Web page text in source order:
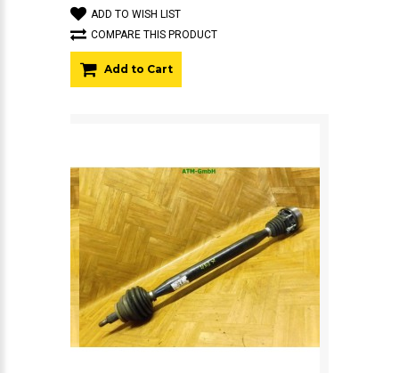
ADD TO WISH LIST
COMPARE THIS PRODUCT
Add to Cart